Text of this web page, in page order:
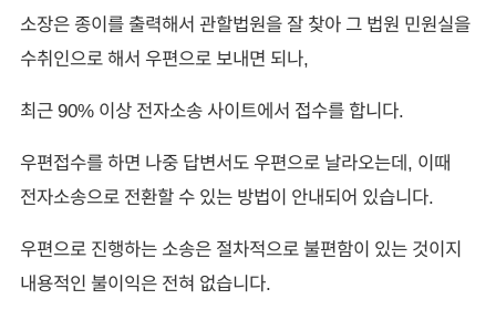
소장은 종이를 출력해서 관할법원을 잘 찾아 그 법원 민원실을
수취인으로 해서 우편으로 보내면 되나,
최근 90% 이상 전자소송 사이트에서 접수를 합니다.
우편접수를 하면 나중 답변서도 우편으로 날라오는데, 이때
전자소송으로 전환할 수 있는 방법이 안내되어 있습니다.
우편으로 진행하는 소송은 절차적으로 불편함이 있는 것이지
내용적인 불이익은 전혀 없습니다.